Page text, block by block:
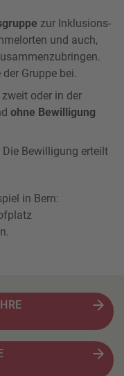
zur Inklusions-
und auch,
Gruppe bei.
oder in der
ohne Bewilligung
Bewilligung erteilt
in Bern: